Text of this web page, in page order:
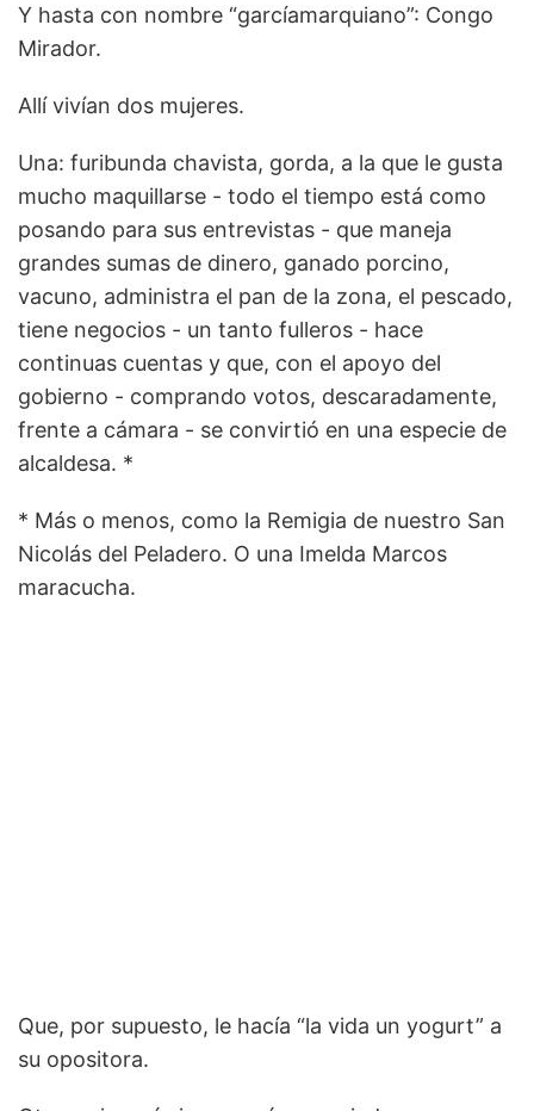
Y hasta con nombre “garcíamarquiano”: Congo
Mirador.
Allí vivían dos mujeres.
Una: furibunda chavista, gorda, a la que le gusta
mucho maquillarse - todo el tiempo está como
posando para sus entrevistas - que maneja
grandes sumas de dinero, ganado porcino,
vacuno, administra el pan de la zona, el pescado,
tiene negocios - un tanto fulleros - hace
continuas cuentas y que, con el apoyo del
gobierno - comprando votos, descaradamente,
frente a cámara - se convirtió en una especie de
alcaldesa. *
* Más o menos, como la Remigia de nuestro San
Nicolás del Peladero. O una Imelda Marcos
maracucha.
Que, por supuesto, le hacía “la vida un yogurt” a
su opositora.